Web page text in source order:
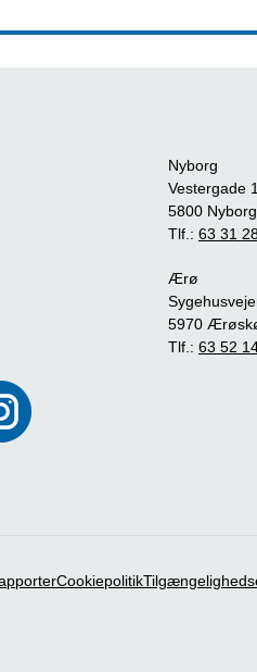
Nyborg
Vestergade
5800 Nyborg
Tlf.: 63 31
Ærø
5970
Tlf.: 63 52
Cookiepolitik